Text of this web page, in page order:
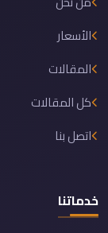
الأسعار
المقالات
كل المقالات
اتصل بنا
خدماتنا